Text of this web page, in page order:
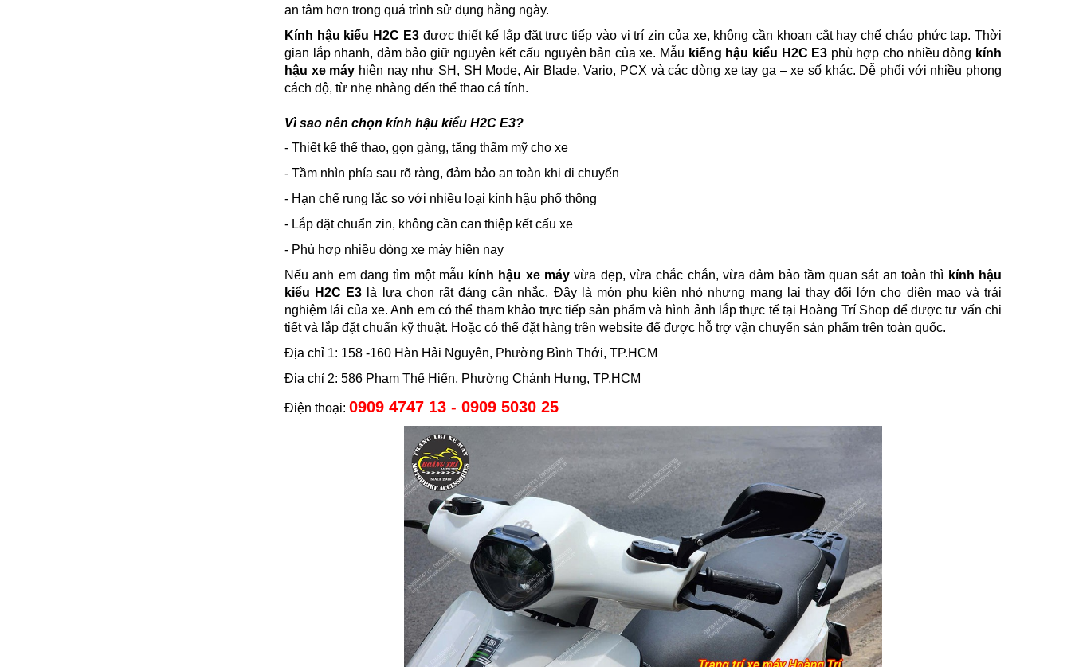
an tâm hơn trong quá trình sử dụng hằng ngày.
Kính hậu kiểu H2C E3được thiết kế lắp đặt trực tiếp vào vị trí zin của xe, không cần khoan cắt hay chế cháo phức tạp. Thời
gian lắp nhanh, đảm bảo giữ nguyên kết cấu nguyên bản của xe. Mẫu kiếng hậu kiểu H2C E3 phù hợp cho nhiều dòng kính
hậu xe máy hiện nay như SH, SH Mode, Air Blade, Vario, PCX và các dòng xe tay ga – xe số khác. Dễ phối với nhiều phong
cách độ, từ nhẹ nhàng đến thể thao cá tính.
Vì sao nên chọn kính hậu kiểu H2C E3?
- Thiết kế thể thao, gọn gàng, tăng thẩm mỹ cho xe
- Tầm nhìn phía sau rõ ràng, đảm bảo an toàn khi di chuyển
- Hạn chế rung lắc so với nhiều loại kính hậu phổ thông
- Lắp đặt chuẩn zin, không cần can thiệp kết cấu xe
- Phù hợp nhiều dòng xe máy hiện nay
Nếu anh em đang tìm một mẫu kính hậu xe máy vừa đẹp, vừa chắc chắn, vừa đảm bảo tầm quan sát an toàn thì kính hậu
kiểu H2C E3 là lựa chọn rất đáng cân nhắc. Đây là món phụ kiện nhỏ nhưng mang lại thay đổi lớn cho diện mạo và trải
nghiệm lái của xe. Anh em có thể tham khảo trực tiếp sản phẩm và hình ảnh lắp thực tế tại Hoàng Trí Shop để được tư vấn chi
tiết và lắp đặt chuẩn kỹ thuật. Hoặc có thể đặt hàng trên website để được hỗ trợ vận chuyển sản phẩm trên toàn quốc.
Địa chỉ 1: 158 -160 Hàn Hải Nguyên, Phường Bình Thới, TP.HCM
Địa chỉ 2: 586 Phạm Thế Hiển, Phường Chánh Hưng, TP.HCM
Điện thoại: 0909 4747 13 - 0909 5030 25